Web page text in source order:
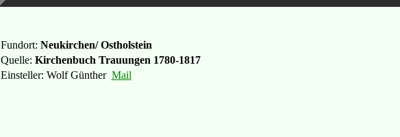
Fundort: Neukirchen/ Ostholstein
Quelle: Kirchenbuch Trauungen 1780-1817
Einsteller: Wolf Günther Mail